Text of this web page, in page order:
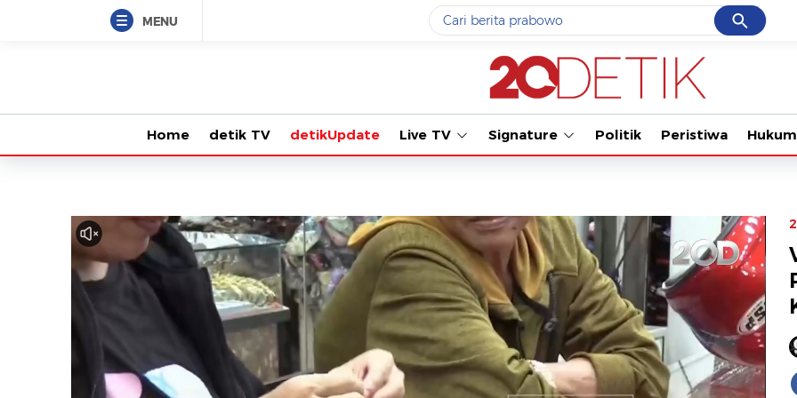
MENU Cancel
Yang sedang ramai dicari
gempa hari ini
#3gempa
#5prabowo
Promoted
Terakhir yang dicari
Loading...
Tonton
Home detik TV detikUpdate Live TV Signature Politik Peristiwa Hukum